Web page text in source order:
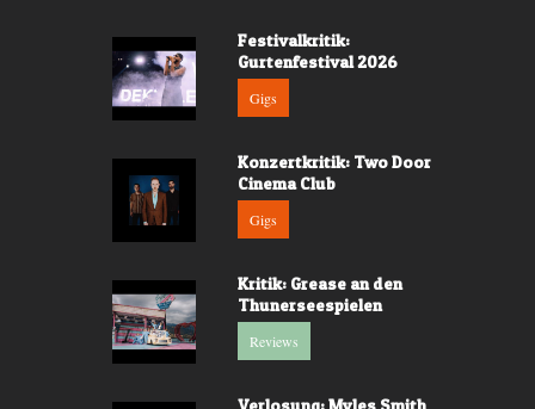
Festivalkritik:
Gurtenfestival 2026
Gigs
Konzertkritik: Two Door
Cinema Club
Gigs
Kritik: Grease an den
Thunerseespielen
Reviews
Verlosung: Myles Smith